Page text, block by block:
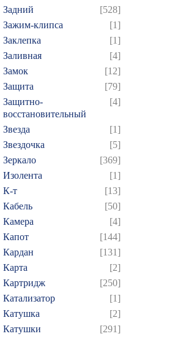
Задний
[528]
Зажим-клипса
[1]
Заклепка
[1]
Заливная
[4]
Замок
[12]
Защита
[79]
Защитно-
восстановительный
[4]
Звезда
[1]
Звездочка
[5]
Зеркало
[369]
Изолента
[1]
К-т
[13]
Кабель
[50]
Камера
[4]
Капот
[144]
Кардан
[131]
Карта
[2]
Картридж
[250]
Катализатор
[1]
Катушка
[2]
Катушки
[291]